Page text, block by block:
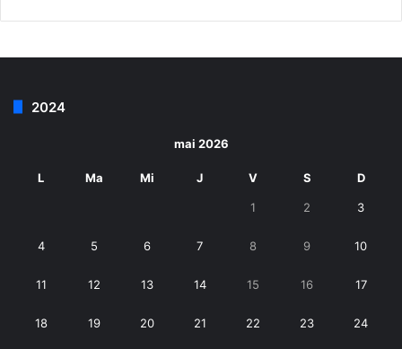
2024
mai 2026
L Ma Mi J V S D
1 2 3
4 5 6 7 8 9 10
11 12 13 14 15 16 17
18 19 20 21 22 23 24